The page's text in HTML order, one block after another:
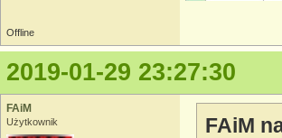
Offline
2019-01-29 23:27:30
FAiM
Użytkownik
FAiM